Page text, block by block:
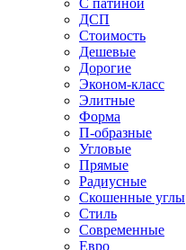
С патиной
ДСП
Стоимость
Дешевые
Дорогие
Эконом-класс
Элитные
Форма
П-образные
Угловые
Прямые
Радиусные
Скошенные углы
Стиль
Современные
Евро